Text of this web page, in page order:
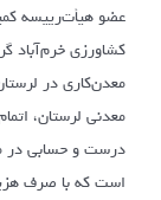
عضو هیأت‌رییسه
کشاورزی خرم‌آباد
معدن‌کاری در
معدنی لرستان،
درست و حسابی در
است که با صرف